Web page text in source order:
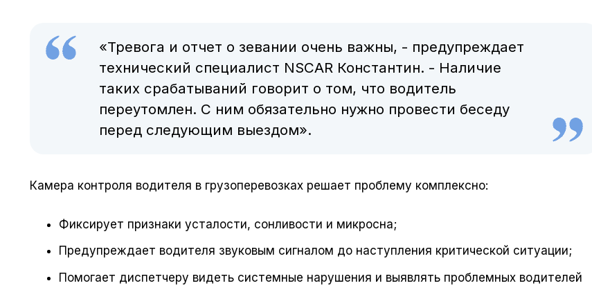
«Тревога и отчет о зевании очень важны, - предупреждает
технический специалист NSCAR Константин. - Наличие
таких срабатываний говорит о том, что водитель
переутомлен. С ним обязательно нужно провести беседу
перед следующим выездом».
Камера контроля водителя в грузоперевозках решает проблему комплексно:
Фиксирует признаки усталости, сонливости и микросна;
Предупреждает водителя звуковым сигналом до наступления критической ситуации;
Помогает диспетчеру видеть системные нарушения и выявлять проблемных водителей